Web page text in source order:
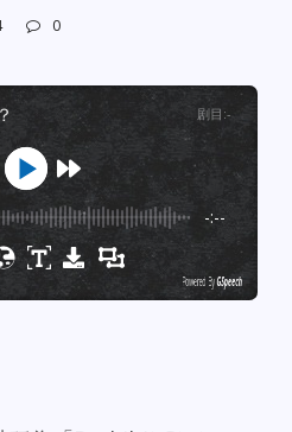
0
剧目 :-
-:--
Powered By GSpeech